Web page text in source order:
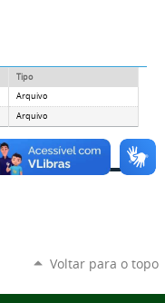
Tipo
Arquivo
Arquivo
Voltar para o topo